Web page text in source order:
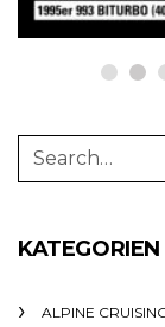
KATEGORIEN
ALPINE